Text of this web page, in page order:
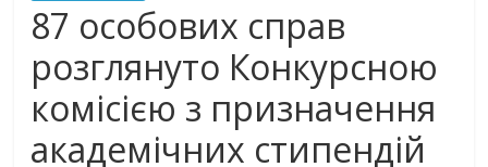
87 особових справ
розглянуто Конкурсною
комісією з призначення
академічних стипендій